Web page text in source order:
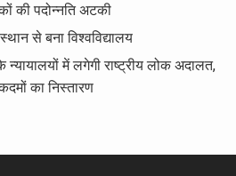
की पदोन्नति अटकी
से बना विश्वविद्यालय
में लगेगी राष्ट्रीय लोक अदालत,
का निस्तारण